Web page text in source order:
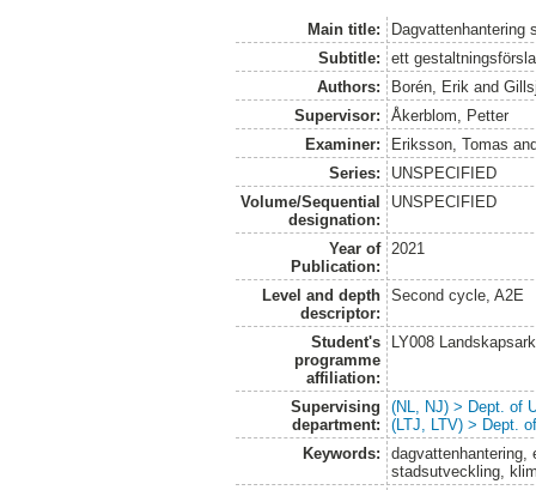
Main title:
Dagvattenhantering
Subtitle:
ett
Authors:
Borén, Erik and
Supervisor:
Åkerblom, Petter
Examiner:
Eriksson, Tomas
Series:
UNSPECIFIED
Volume/Sequential
designation:
UNSPECIFIED
Year of
Publication:
2021
Level and depth
descriptor:
Second cycle, A2E
Student's
programme
affiliation:
LY008
Supervising
department:
(NL, NJ) > Dept. of
(LTJ, LTV) > Dept.
Keywords:
dagvattenhantering,
stadsutveckling,